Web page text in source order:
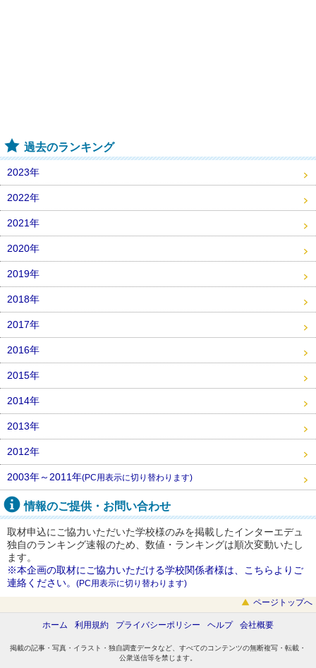
過去のランキング
2023年
2022年
2021年
2020年
2019年
2018年
2017年
2016年
2015年
2014年
2013年
2012年
2003年～2011年(PC用表示に切り替わります)
情報のご提供・お問い合わせ
取材申込にご協力いただいた学校様のみを掲載したインターエデュ
独自のランキング速報のため、数値・ランキングは順次変動いたし
ます。
※本企画の取材にご協力いただける学校関係者様は、こちらよりご
連絡ください。 (PC用表示に切り替わります)
ページトップへ
ホーム 利用規約 プライバシーポリシー ヘルプ 会社概要
掲載の記事・写真・イラスト・独自調査データなど、すべてのコンテンツの無断複写・転載・
公衆送信等を禁じます。